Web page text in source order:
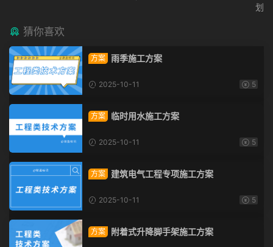
划
猜你喜欢
方案 雨季施工方案
2025-10-11 5
方案 临时用水施工方案
2025-10-11 5
方案 建筑电气工程专项施工方案
2025-10-11 5
方案 附着式升降脚手架施工方案